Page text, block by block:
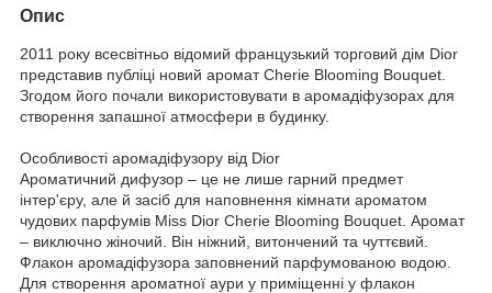
Опис
2011 року всесвітньо відомий французький торговий дім Dior
представив публіці новий аромат Cherie Blooming Bouquet.
Згодом його почали використовувати в аромадіфузорах для
створення запашної атмосфери в будинку.
Особливості аромадіфузору від Dior
Ароматичний дифузор – це не лише гарний предмет
інтер'єру, але й засіб для наповнення кімнати ароматом
чудових парфумів Miss Dior Cherie Blooming Bouquet. Аромат
– виключно жіночий. Він ніжний, витончений та чуттєвий.
Флакон аромадіфузора заповнений парфумованою водою.
Для створення ароматної аури у приміщенні у флакон